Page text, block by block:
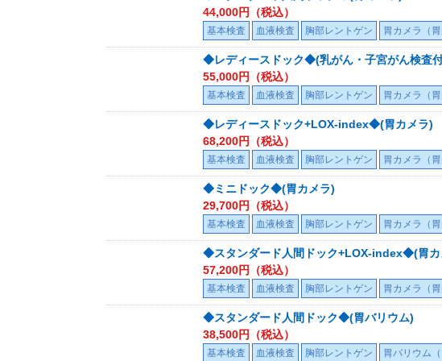
44,000円（税込）
基本検査 血液検査 胸部レントゲン 胃カメラ（胃
◆レディースドック◆(乳がん・子宮がん検査
55,000円（税込）
基本検査 血液検査 胸部レントゲン 胃カメラ（胃
◆レディースドック+LOX-index◆(胃カメラ)
68,200円（税込）
基本検査 血液検査 胸部レントゲン 胃カメラ（胃
◆ミニドック◆(胃カメラ)
29,700円（税込）
基本検査 血液検査 胸部レントゲン 胃カメラ（胃
◆スタンダード人間ドック+LOX-index◆(胃カ
57,200円（税込）
基本検査 血液検査 胸部レントゲン 胃カメラ（胃
◆スタンダード人間ドック◆(胃バリウム)
38,500円（税込）
基本検査 血液検査 胸部レントゲン 胃バリウム（